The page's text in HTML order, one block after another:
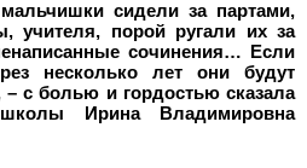
сидели за партами,
учителя, порой ругали их за
сочинения… Если
несколько лет они будут
– с болью и гордостью сказала
Ирина Владимировна